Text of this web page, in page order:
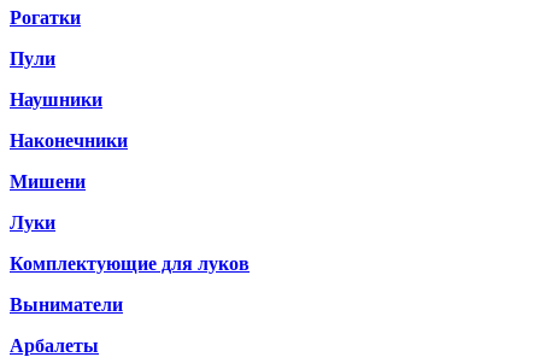
Рогатки
Пули
Наушники
Наконечники
Мишени
Луки
Комплектующие для луков
Выниматели
Арбалеты